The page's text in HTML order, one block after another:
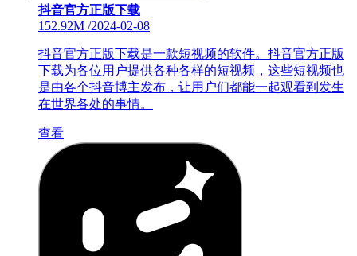
抖音官方正版下载
152.92M /2024-02-08
抖音官方正版下载是一款短视频的软件。抖音官方正版
下载为各位用户提供各种各样的短视频，这些短视频也
是由各个抖音博主发布，让用户们都能一起观看到发生
在世界各处的事情。
查看